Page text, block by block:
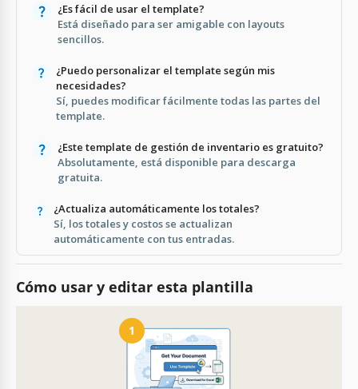
¿Es fácil de usar el template?
Está diseñado para ser amigable con layouts
sencillos.
¿Puedo personalizar el template según mis
necesidades?
Sí, puedes modificar fácilmente todas las partes del
template.
¿Este template de gestión de inventario es gratuito?
Absolutamente, está disponible para descarga
gratuita.
¿Actualiza automáticamente los totales?
Sí, los totales y costos se actualizan
automáticamente con tus entradas.
Cómo usar y editar esta plantilla
1